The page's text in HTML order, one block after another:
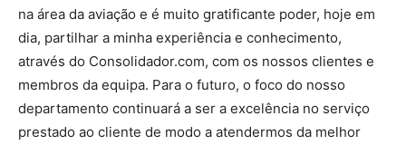
na área da aviação e é muito gratificante poder, hoje em
dia, partilhar a minha experiência e conhecimento,
através do Consolidador.com, com os nossos clientes e
membros da equipa. Para o futuro, o foco do nosso
departamento continuará a ser a excelência no serviço
prestado ao cliente de modo a atendermos da melhor